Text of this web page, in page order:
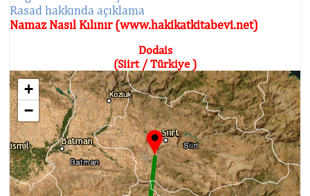
Rasad hakkında açıklama
Namaz Nasıl Kılınır (www.hakikatkitabevi.net)
Dodais
(Siirt / Türkiye )
+
−